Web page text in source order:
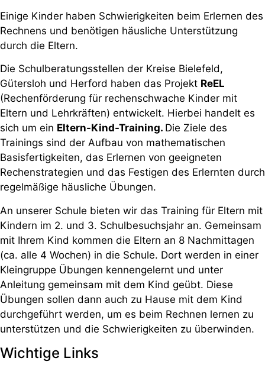
Einige Kinder haben Schwierigkeiten beim Erlernen des
Rechnens und benötigen häusliche Unterstützung
durch die Eltern.
Die Schulberatungsstellen der Kreise Bielefeld,
Gütersloh und Herford haben das Projekt ReEL
(Rechenförderung für rechenschwache Kinder mit
Eltern und Lehrkräften) entwickelt. Hierbei handelt es
sich um ein Eltern-Kind-Training. Die Ziele des
Trainings sind der Aufbau von mathematischen
Basisfertigkeiten, das Erlernen von geeigneten
Rechenstrategien und das Festigen des Erlernten durch
regelmäßige häusliche Übungen.
An unserer Schule bieten wir das Training für Eltern mit
Kindern im 2. und 3. Schulbesuchsjahr an. Gemeinsam
mit Ihrem Kind kommen die Eltern an 8 Nachmittagen
(ca. alle 4 Wochen) in die Schule. Dort werden in einer
Kleingruppe Übungen kennengelernt und unter
Anleitung gemeinsam mit dem Kind geübt. Diese
Übungen sollen dann auch zu Hause mit dem Kind
durchgeführt werden, um es beim Rechnen lernen zu
unterstützen und die Schwierigkeiten zu überwinden.
Wichtige Links